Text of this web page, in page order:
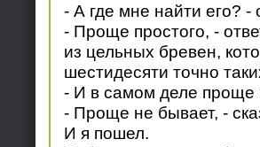
- А где мне найти его? -
- Проще простого, -
из цельных бревен,
шестидесяти точно
- И в самом деле проще
- Проще не бывает, -
И я пошел.